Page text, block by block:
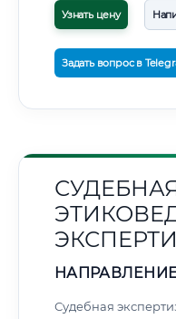
Узнать цену
Задать вопрос в
Судебная